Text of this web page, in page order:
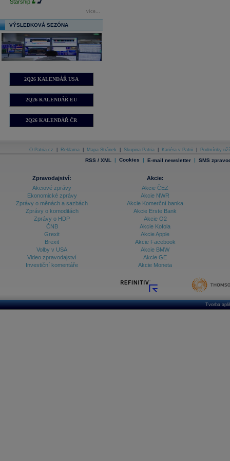
Starship
více...
VÝSLEDKOVÁ SEZÓNA
2Q26 KALENDÁŘ USA
2Q26 KALENDÁŘ EU
2Q26 KALENDÁŘ ČR
O Patria.cz Reklama Mapa Stránek Skupina Patria Kariéra v Patrii Podmínky
RSS / XML | Cookies | E-mail newsletter | SMS
Zpravodajství:
Akciové zprávy
Ekonomické zprávy
Zprávy o měnách a sazbách
Zprávy o komoditách
Zprávy o HDP
ČNB
Grexit
Brexit
Volby v USA
Video zpravodajství
Investiční komentáře
Akcie:
Akcie ČEZ
Akcie NWR
Akcie Komerční banka
Akcie Erste Bank
Akcie O2
Akcie Kofola
Akcie Apple
Akcie Facebook
Akcie BMW
Akcie GE
Akcie Moneta
Tvorba